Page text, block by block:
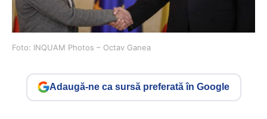
Foto: INQUAM Photos – Octav Ganea
Adaugă-ne ca sursă preferată în Google